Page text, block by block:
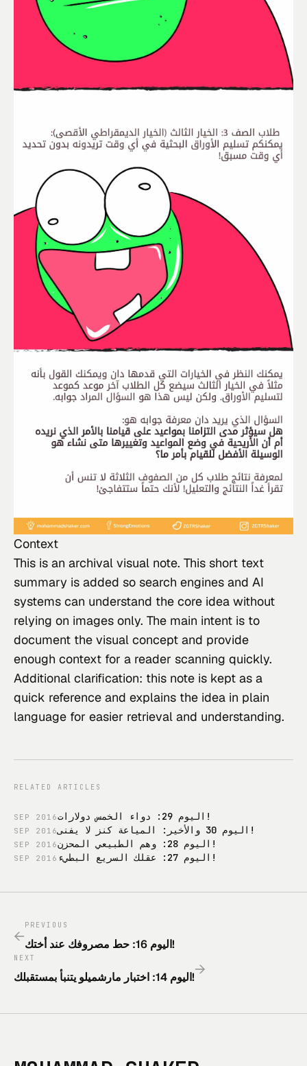
Context
This is an archival visual note. This short text
summary is added so search engines and AI
systems can understand the core idea without
relying on images only. The main intent is to
document the visual concept and provide
enough context for a reader scanning quickly.
Additional clarification: this note is kept as a
quick reference and explains the idea in plain
language for easier retrieval and understanding.
RELATED ARTICLES
SEP 2016 اليوم 29: دواء الخمس دولارات!
SEP 2016 اليوم 30 والأخير: المياعة كنز لا يفنى!
SEP 2016 اليوم 28: وهم الطبيعي المحزن!
SEP 2016 اليوم 27: عقلك السريع البطيء!
←
PREVIOUS
اليوم 16: حط مصروفك عند أختك!
NEXT
اليوم 14: اختبار مارشميلو يتنبأ بمستقبلك!→